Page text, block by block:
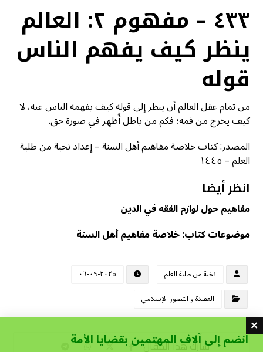
٤٣٣ – مفهوم ٢: العالم
ينظر كيف يفهم الناس
قوله
من تمام عقل العالم أن ينظر إلى قوله كيف يفهمه الناس عنه، لا
كيف يخرج من فمه؛ فكم من باطل أُظهِر في صورة حق.
المصدر: كتاب خلاصة مفاهيم أهل السنة – إعداد نخبة من طلبة
العلم – ١٤٤٥
انظر أيضا
مفاهيم حول لوازم الفقه في الدين
موضوعات كتاب: خلاصة مفاهيم أهل السنة
نخبة من طلبة العلم
٢٠٢٥-٠٩-٠٦
العقيدة و التصور الإسلامي
انضم إلى آلاف المهتمين بقضايا الأمة